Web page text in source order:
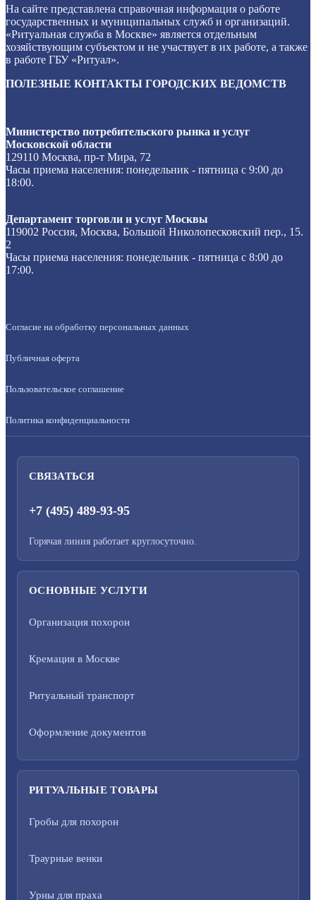
На сайте представлена справочная информация о работе
государственных и муниципальных служб и организаций.
«Ритуальная служба в Москве» является отдельным
хозяйствующим субъектом и не участвует в их работе, а также
в работе ГБУ «Ритуал».
ПОЛЕЗНЫЕ КОНТАКТЫ ГОРОДСКИХ ВЕДОМСТВ
Министерство потребительского рынка и услуг
Московской области
129110 Москва, пр-т Мира, 72
Часы приема населения: понедельник - пятница с 9:00 до
18:00.
Департамент торговли и услуг Москвы
119002 Россия, Москва, Большой Николопесковский пер., 15.
2
Часы приема населения: понедельник - пятница с 8:00 до
17:00.
Согласие на обработку персональных данных
Публичная оферта
Пользовательское соглашение
Политика конфиденциальности
СВЯЗАТЬСЯ
+7 (495) 489-93-95
Горячая линия работает круглосуточно.
ОСНОВНЫЕ УСЛУГИ
Организация похорон
Кремация в Москве
Ритуальный транспорт
Оформление документов
РИТУАЛЬНЫЕ ТОВАРЫ
Гробы для похорон
Траурные венки
Урны для праха